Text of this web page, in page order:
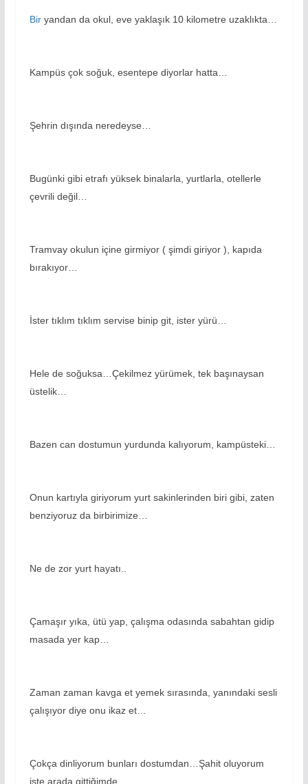
Biryandan da okul, eve yaklaşık 10 kilometre uzaklıkta…
Kampüs çok soğuk, esentepe diyorlar hatta…
Şehrin dışında neredeyse…
Bugünki gibi etrafı yüksek binalarla, yurtlarla, otellerle
çevrili değil…
Tramvay okulun içine girmiyor ( şimdi giriyor ), kapıda
bırakıyor…
İster tıklım tıklım servise binip git, ister yürü…
Hele de soğuksa…Çekilmez yürümek, tek başınaysan
üstelik…
Bazen can dostumun yurdunda kalıyorum, kampüsteki…
Onun kartıyla giriyorum yurt sakinlerinden biri gibi, zaten
benziyoruz da birbirimize…
Ne de zor yurt hayatı..
Çamaşır yıka, ütü yap, çalışma odasında sabahtan gidip
masada yer kap…
Zaman zaman kavga et yemek sırasında, yanındaki sesli
çalışıyor diye onu ikaz et…
Çokça dinliyorum bunları dostumdan…Şahit oluyorum
işte arada gittiğimde…